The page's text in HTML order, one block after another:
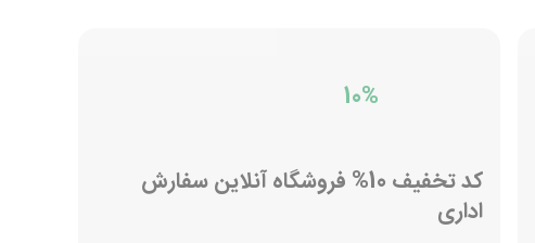
10%
کد تخفیف 10% فروشگاه آنلاین سفارش
اداری